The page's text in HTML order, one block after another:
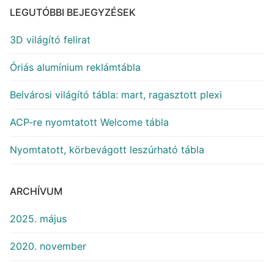
LEGUTÓBBI BEJEGYZÉSEK
3D világító felirat
Óriás alumínium reklámtábla
Belvárosi világító tábla: mart, ragasztott plexi
ACP-re nyomtatott Welcome tábla
Nyomtatott, körbevágott leszúrható tábla
ARCHÍVUM
2025. május
2020. november